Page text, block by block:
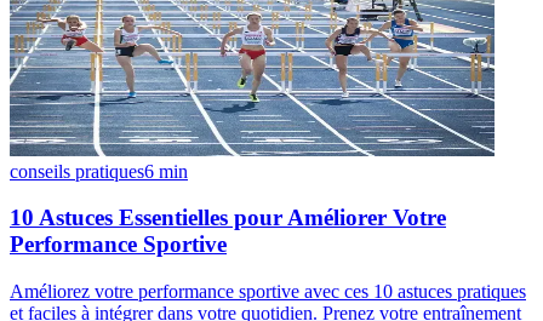
conseils pratiques6 min
10 Astuces Essentielles pour Améliorer Votre
Performance Sportive
Améliorez votre performance sportive avec ces 10 astuces pratiques
et faciles à intégrer dans votre quotidien. Prenez votre entraînement